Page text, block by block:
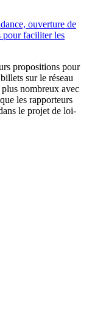
ouverture de
pour faciliter les
propositions pour
sur le réseau
nombreux avec
les rapporteurs
le projet de loi-